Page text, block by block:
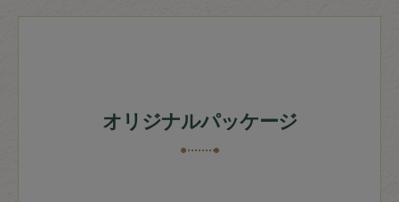
オリジナルパッケージ